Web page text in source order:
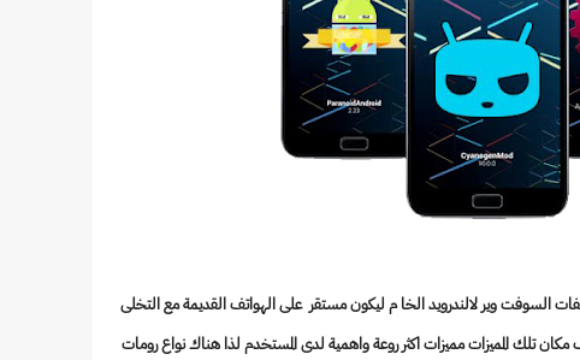
السوفت وير لالندرويد الخا م ليكون مستقر على الهواتف القديمة مع التخلى
تلك المميزات مميزات اكثر روعة واهمية لدى المستخدم لذا هناك نواع رومات